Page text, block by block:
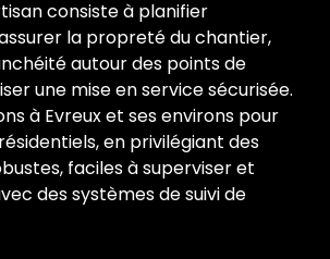
consiste à planifier
la propreté du chantier,
autour des points de
une mise en service sécurisée.
à Evreux et ses environs pour
en privilégiant des
faciles à superviser et
des systèmes de suivi de